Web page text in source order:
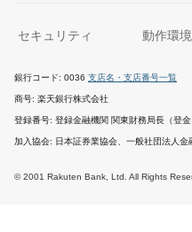
セキュリティ 動作環境
銀行コード 0036 支店名・支店番号一覧
商号 楽天銀行株式会社
登録番号 登録金融機関 関東財務局長（登
加入協会 日本証券業協会、一般社団法人金
© 2001 Rakuten Bank, Ltd. All Rights